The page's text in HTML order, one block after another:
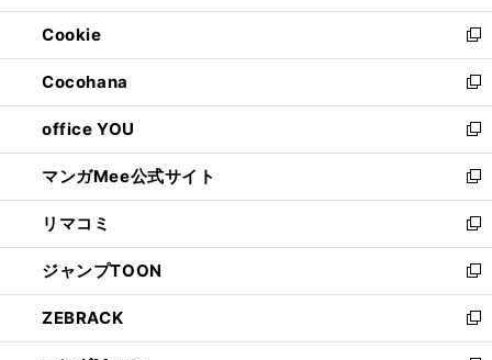
開
く
ウ
で
開
く
ン
ド
ウ
で
開
く
ウ
ィ
ン
ド
ウ
で
開
く
Cookie
新
し
い
ウ
ィ
ン
ド
ウ
で
開
く
Cocohana
新
し
い
ウ
ィ
ン
ド
ウ
で
開
く
office YOU
新
し
い
ウ
ィ
ン
ド
ウ
で
開
マンガMee公式サイト
新
し
い
ウ
ィ
ン
ド
ウ
リマコミ
新
し
い
ウ
ィ
ン
ジャンプTOON
新
し
い
ウ
ZEBRACK
新
し